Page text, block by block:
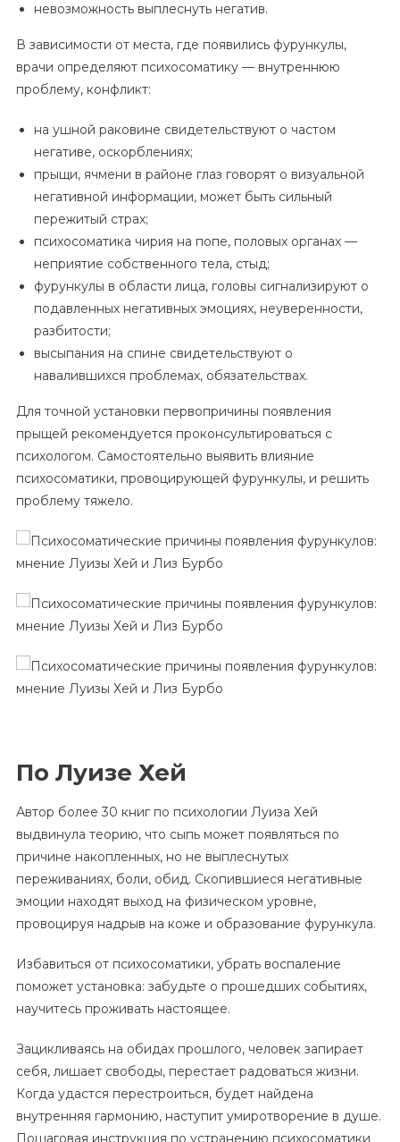
невозможность выплеснуть негатив.
В зависимости от места, где появились фурункулы,
врачи определяют психосоматику — внутреннюю
проблему, конфликт:
на ушной раковине свидетельствуют о частом
негативе, оскорблениях;
прыщи, ячмени в районе глаз говорят о визуальной
негативной информации, может быть сильный
пережитый страх;
психосоматика чирия на попе, половых органах —
неприятие собственного тела, стыд;
фурункулы в области лица, головы сигнализируют о
подавленных негативных эмоциях, неуверенности,
разбитости;
высыпания на спине свидетельствуют о
навалившихся проблемах, обязательствах.
Для точной установки первопричины появления
прыщей рекомендуется проконсультироваться с
психологом. Самостоятельно выявить влияние
психосоматики, провоцирующей фурункулы, и решить
проблему тяжело.
По Луизе Хей
Автор более 30 книг по психологии Луиза Хей
выдвинула теорию, что сыпь может появляться по
причине накопленных, но не выплеснутых
переживаниях, боли, обид. Скопившиеся негативные
эмоции находят выход на физическом уровне,
провоцируя надрыв на коже и образование фурункула.
Избавиться от психосоматики, убрать воспаление
поможет установка: забудьте о прошедших событиях,
научитесь проживать настоящее.
Зацикливаясь на обидах прошлого, человек запирает
себя, лишает свободы, перестает радоваться жизни.
Когда удастся перестроиться, будет найдена
внутренняя гармонию, наступит умиротворение в душе.
Пошаговая инструкция по устранению психосоматики